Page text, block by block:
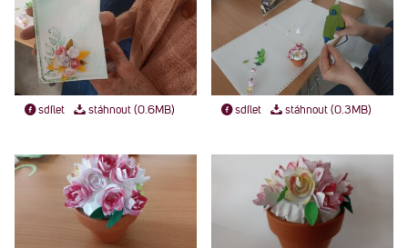
sdílet stáhnout (0.6MB) sdílet stáhnout (0.3MB)